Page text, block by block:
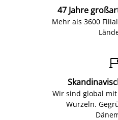
47 Jahre
Mehr als 3600
Wir sind global
Wurzeln.